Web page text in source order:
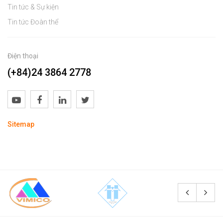
Tin tức & Sự kiện
Tin tức Đoàn thể
Điện thoại
(+84)24 3864 2778
Sitemap